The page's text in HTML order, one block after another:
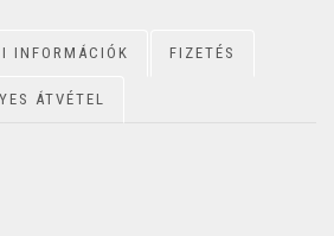
INFORMÁCIÓK FIZETÉS
ÁTVÉTEL